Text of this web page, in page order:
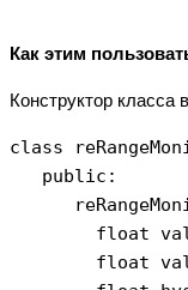
Как этим
Конструктор
class
   public:
float
float